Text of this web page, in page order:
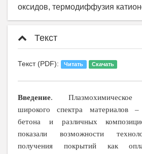
оксидов, термодиффузия
Текст
Текст (PDF): Читать Скачать
Введение. Плазмохимическое
широкого спектра материалов –
бетона и различных
показали возможности
получения покрытий как